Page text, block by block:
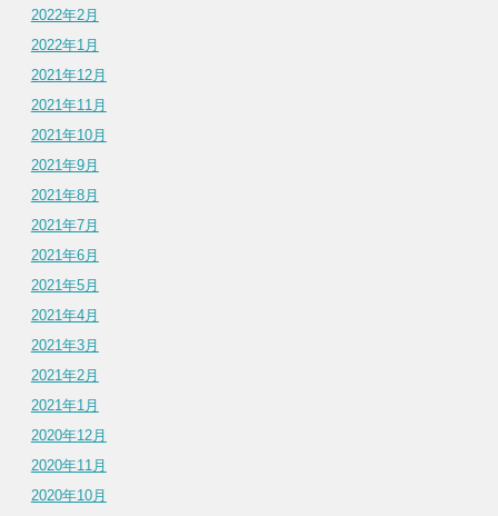
2022年2月
2022年1月
2021年12月
2021年11月
2021年10月
2021年9月
2021年8月
2021年7月
2021年6月
2021年5月
2021年4月
2021年3月
2021年2月
2021年1月
2020年12月
2020年11月
2020年10月